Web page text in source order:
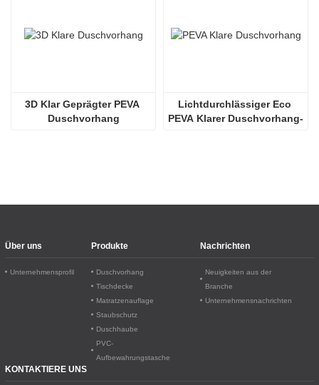
3D Klar Geprägter PEVA
Duschvorhang
Lichtdurchlässiger Eco
PEVA Klarer Duschvorhang-
Über uns
Unternehmensprofil
Produkte
Duschvorhang
Tischdecke
Matratzenauflage
Staubschutz
Duschhaube
PVC-
Aufbewahrungstasche
Nachrichten
Neuigkeiten aus der
Branche
Unternehmensnachrichten
KONTAKTIERE UNS